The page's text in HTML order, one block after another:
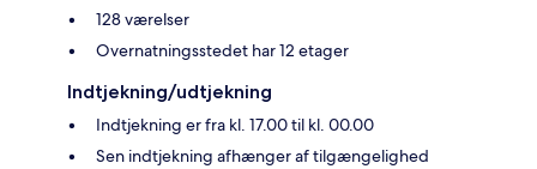
128 værelser
Overnatningsstedet har 12 etager
Indtjekning/udtjekning
Indtjekning er fra kl. 17.00 til kl. 00.00
Sen indtjekning afhænger af tilgængelighed